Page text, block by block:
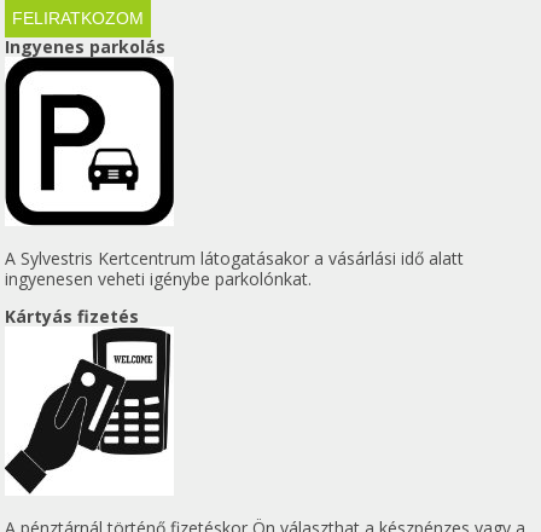
Ingyenes parkolás
A Sylvestris Kertcentrum látogatásakor a vásárlási idő alatt
ingyenesen veheti igénybe parkolónkat.
Kártyás fizetés